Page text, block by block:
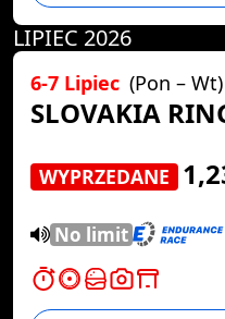
LIPIEC 2026
6-7 Lipiec (Pon – Wt)
SLOVAKIA
WYPRZEDANE
No limit